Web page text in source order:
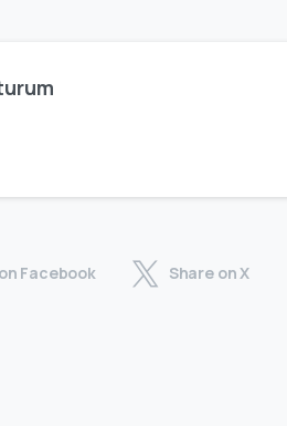
Facebook Share on X